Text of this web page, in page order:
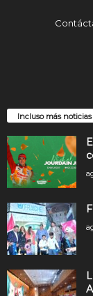
Incluso más noticias